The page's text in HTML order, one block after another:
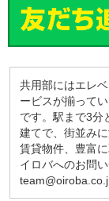
共用部にはエレ
ービスが揃って
です。駅まで3分
建てで、街並み
賃貸物件、豊富
イロバへのお問